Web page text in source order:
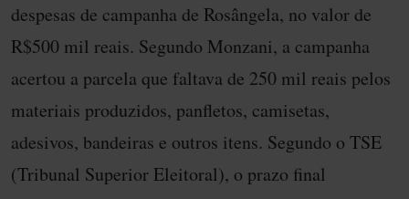
despesas de campanha de Rosângela, no valor de
R$500 mil reais. Segundo Monzani, a campanha
acertou a parcela que faltava de 250 mil reais pelos
materiais produzidos, panfletos, camisetas,
adesivos, bandeiras e outros itens. Segundo o TSE
(Tribunal Superior Eleitoral), o prazo final